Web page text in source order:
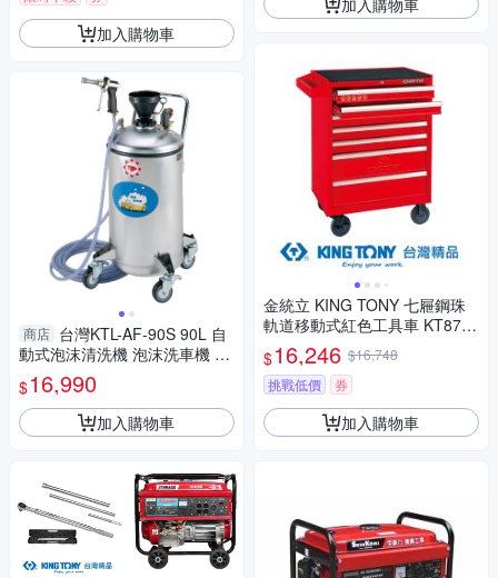
加入購物車
商店 台灣KTL-AF-90S 90L 自
動式泡沫清洗機 泡沫洗車機 特
價
$16,990
加入購物車
金統立 KING TONY 七屜鋼珠
軌道移動式紅色工具車 KT8743
4 7B KT87434 7B 七屜, 紅色
$16,246 $16,748
挑戰低價
券
加入購物車